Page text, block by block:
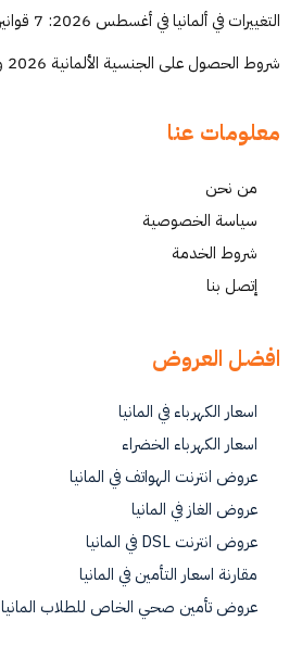
التغييرات في ألمانيا في أغسطس 2026: 7 قوانين تهمك
شروط الحصول على الجنسية الألمانية 2026 والجنسية المزدوجة
معلومات عنا
من نحن
سياسة الخصوصية
شروط الخدمة
إتصل بنا
افضل العروض
اسعار الكهرباء في المانيا
اسعار الكهرباء الخضراء
عروض انترنت الهواتف في المانيا
عروض الغاز في المانيا
عروض انترنت DSL في المانيا
مقارنة اسعار التأمين في المانيا
عروض تأمين صحي الخاص للطلاب المانيا